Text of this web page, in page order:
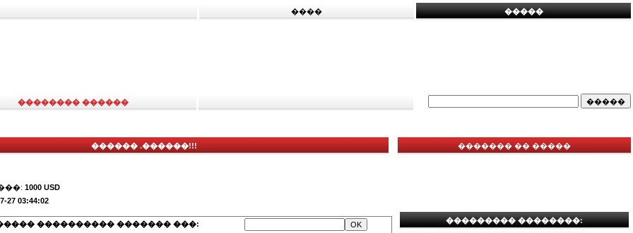
���� �����
�������� ������
������ .������!!!
1000 USD
27 03:44:02
���������� ������� ���:
������� �� �����
��������� ��������: